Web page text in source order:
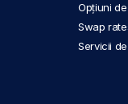
Opțiuni
Swap
Servicii